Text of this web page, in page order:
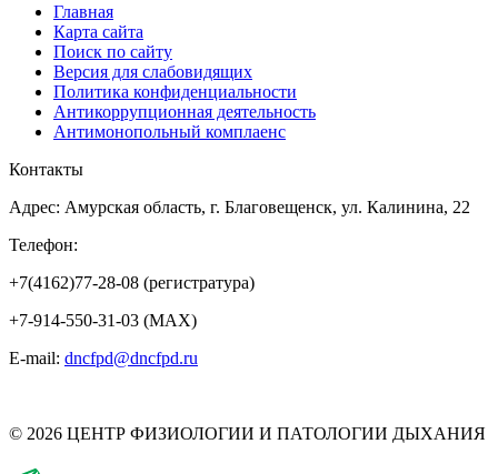
Главная
Карта сайта
Поиск по сайту
Версия для слабовидящих
Политика конфиденциальности
Антикоррупционная деятельность
Антимонопольный комплаенс
Контакты
Адрес: Амурская область, г. Благовещенск, ул. Калинина, 22
Телефон:
+7(4162)77-28-08 (регистратура)
+7-914-550-31-03 (MAX)
E-mail: dncfpd@dncfpd.ru
© 2026 ЦЕНТР ФИЗИОЛОГИИ И ПАТОЛОГИИ ДЫХАНИЯ